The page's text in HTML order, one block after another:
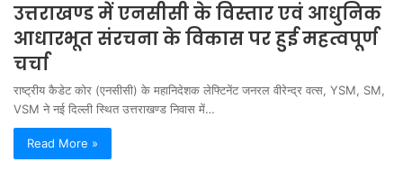
उत्तराखण्ड में एनसीसी के विस्तार एवं आधुनिक
आधारभूत संरचना के विकास पर हुई महत्वपूर्ण
चर्चा
राष्ट्रीय कैडेट कोर (एनसीसी) के महानिदेशक लेफ्टिनेंट जनरल वीरेन्द्र वत्स, YSM, SM,
VSM ने नई दिल्ली स्थित उत्तराखण्ड निवास में…
Read More »